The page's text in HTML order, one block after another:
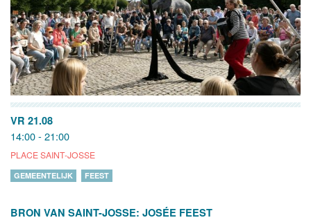
VR 21.08
14:00 - 21:00
PLACE SAINT-JOSSE
GEMEENTELIJK FEEST
BRON VAN SAINT-JOSSE: JOSÉE FEEST